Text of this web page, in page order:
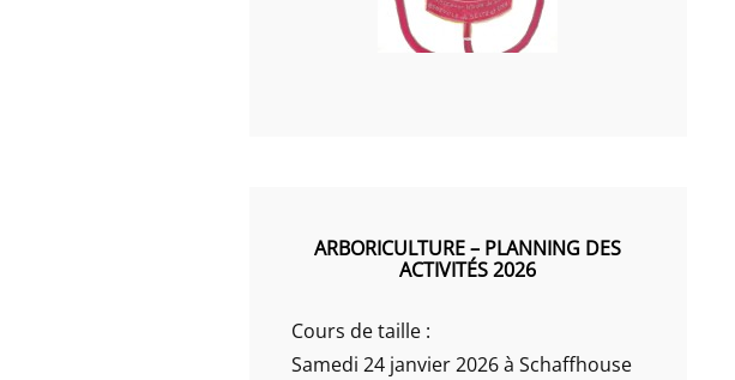
ARBORICULTURE – PLANNING DES
ACTIVITÉS 2026
Cours de taille :
Samedi 24 janvier 2026 à Schaffhouse